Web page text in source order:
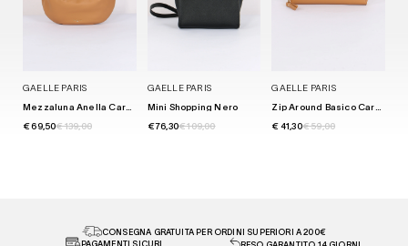
GAELLE PARIS
€ 69,50€ 139,00
GAELLE PARIS
Mini Shopping Nero
€ 76,30€ 109,00
GAELLE PARIS
€ 41,30€ 59,00
CONSEGNA GRATUITA PER ORDINI SUPERIORI A 200€
PAGAMENTI SICURI
RESO GARANTITO 14 GIORNI